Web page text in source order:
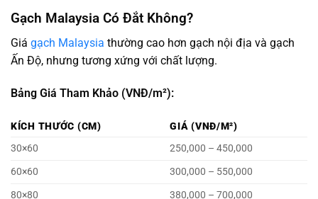
Gạch Malaysia Có Đắt Không?
Giá gạch Malaysia thường cao hơn gạch nội địa và gạch
Ấn Độ, nhưng tương xứng với chất lượng.
Bảng Giá Tham Khảo (VNĐ/m²):
KÍCH THƯỚC (CM)
GIÁ (VNĐ/M²)
30×60
250,000 – 450,000
60×60
300,000 – 550,000
80×80
380,000 – 700,000